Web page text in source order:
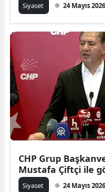
Siyaset 24 Mayıs 2026
CHP Grup
Mustafa Çiftçi ile
Siyaset 24 Mayıs 2026